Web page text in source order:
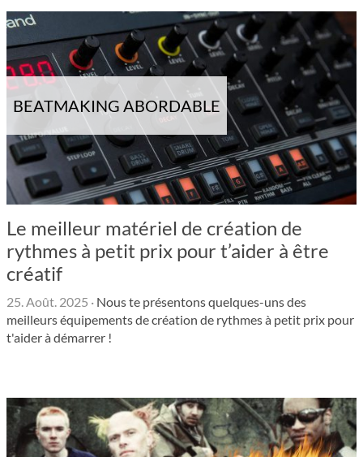
BEATMAKING ABORDABLE
Le meilleur matériel de création de
rythmes à petit prix pour t’aider à être
créatif
25. Août. 2025 · Nous te présentons quelques-uns des
meilleurs équipements de création de rythmes à petit prix pour
t'aider à démarrer !